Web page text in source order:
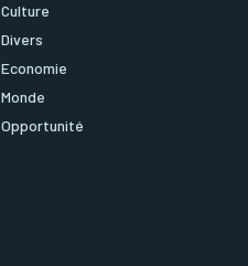
Culture
Divers
Economie
Monde
Opportunité